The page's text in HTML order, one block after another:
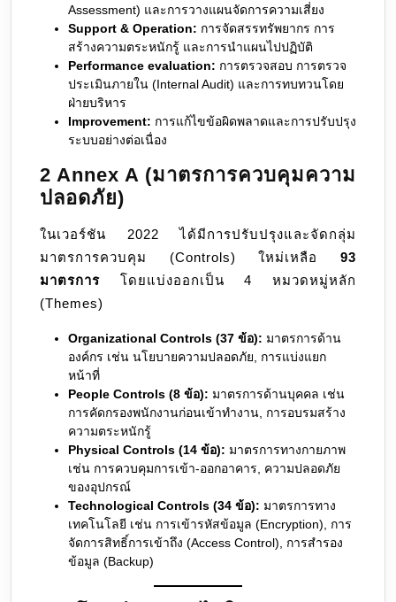
Assessment) และการวางแผนจัดการความเสี่ยง
Support & Operation: การจัดสรรทรัพยากร การ
สร้างความตระหนักรู้ และการนำแผนไปปฏิบัติ
Performance evaluation: การตรวจสอบ การตรวจ
ประเมินภายใน (Internal Audit) และการทบทวนโดย
ฝ่ายบริหาร
Improvement: การแก้ไขข้อผิดพลาดและการปรับปรุง
ระบบอย่างต่อเนื่อง
2 Annex A (มาตรการควบคุมความ
ปลอดภัย)
ในเวอร์ชัน 2022 ได้มีการปรับปรุงและจัดกลุ่ม
มาตรการควบคุม (Controls) ใหม่เหลือ 93
มาตรการ โดยแบ่งออกเป็น 4 หมวดหมู่หลัก
(Themes)
Organizational Controls (37 ข้อ): มาตรการด้าน
องค์กร เช่น นโยบายความปลอดภัย, การแบ่งแยก
หน้าที่
People Controls (8 ข้อ): มาตรการด้านบุคคล เช่น
การคัดกรองพนักงานก่อนเข้าทำงาน, การอบรมสร้าง
ความตระหนักรู้
Physical Controls (14 ข้อ): มาตรการทางกายภาพ
เช่น การควบคุมการเข้า-ออกอาคาร, ความปลอดภัย
ของอุปกรณ์
Technological Controls (34 ข้อ): มาตรการทาง
เทคโนโลยี เช่น การเข้ารหัสข้อมูล (Encryption), การ
จัดการสิทธิ์การเข้าถึง (Access Control), การสำรอง
ข้อมูล (Backup)